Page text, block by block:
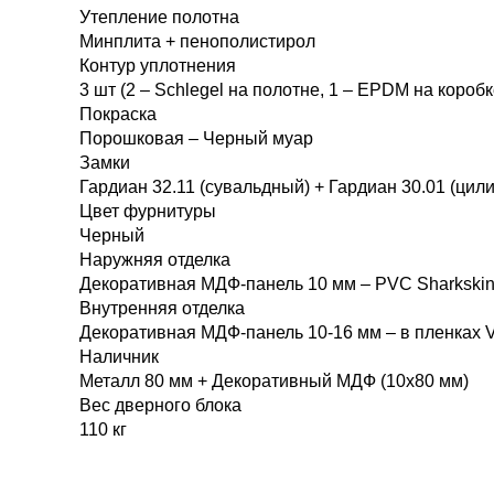
Утепление полотна
Минплита + пенополистирол
Контур уплотнения
3 шт (2 – Schlegel на полотне, 1 – EPDM на
Покраска
Порошковая – Черный муар
Замки
Гардиан 32.11 (сувальдный) + Гардиан 30.01
Цвет фурнитуры
Черный
Наружняя отделка
Декоративная МДФ-панель 10 мм – PVC Sharkskin
Внутренняя отделка
Декоративная МДФ-панель 10-16 мм – в пленках
Наличник
Металл 80 мм + Декоративный МДФ (10х80 мм)
Вес дверного блока
110 кг